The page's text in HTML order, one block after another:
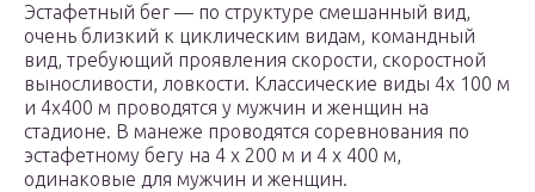
Эстафетный бег — по структуре смешанный вид,
очень близкий к циклическим видам, командный
вид, требующий проявления скорости, скоростной
выносливости, ловкости. Классические виды 4х 100 м
и 4х400 м проводятся у мужчин и женщин на
стадионе. В манеже проводятся соревнования по
эстафетному бегу на 4 х 200 м и 4 х 400 м,
одинаковые для мужчин и женщин.